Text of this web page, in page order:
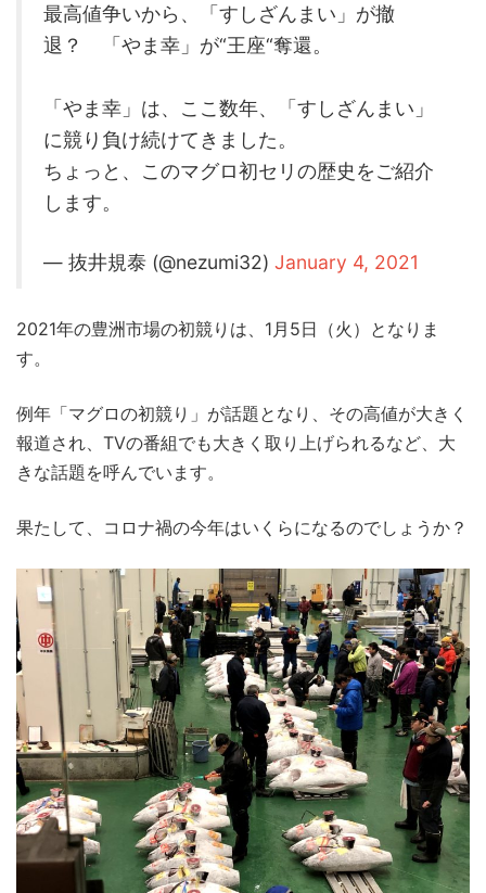
最高値争いから、「すしざんまい」が撤
退？ 「やま幸」が“王座“奪還。
「やま幸」は、ここ数年、「すしざんまい」
に競り負け続けてきました。
ちょっと、このマグロ初セリの歴史をご紹介
します。
— 抜井規泰 (@nezumi32) January 4, 2021
2021年の豊洲市場の初競りは、1月5日（火）となりま
す。
例年「マグロの初競り」が話題となり、その高値が大きく
報道され、TVの番組でも大きく取り上げられるなど、大
きな話題を呼んでいます。
果たして、コロナ禍の今年はいくらになるのでしょうか？